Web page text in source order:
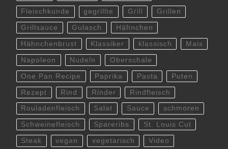
Fleischkunde gegrillte Grill Grillen
Grillsauce Gulasch Hähnchen
Hähnchenbrust Klassiker klassisch Mais
Napoleon Nudeln Oberschale
One Pan Recipe Paprika Pasta Puten
Rezept Rind Rinder Rindfleisch
Rouladenfleisch Salat Sauce schmoren
Schweinefleisch Spareribs St. Louis Cut
Steak vegan vegetarisch Video